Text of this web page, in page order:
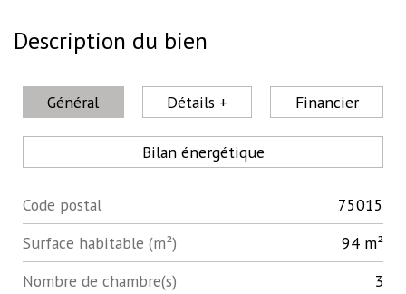
Description du bien
Général Détails + Financier
Bilan énergétique
Label
Code postal
75015
Surface habitable (m²)
94 m²
Nombre de chambre(s)
3